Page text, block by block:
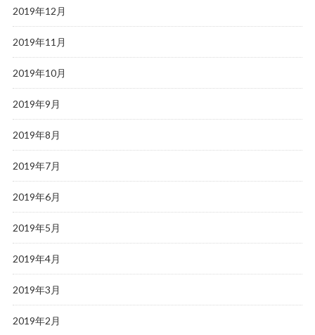
2019年12月
2019年11月
2019年10月
2019年9月
2019年8月
2019年7月
2019年6月
2019年5月
2019年4月
2019年3月
2019年2月